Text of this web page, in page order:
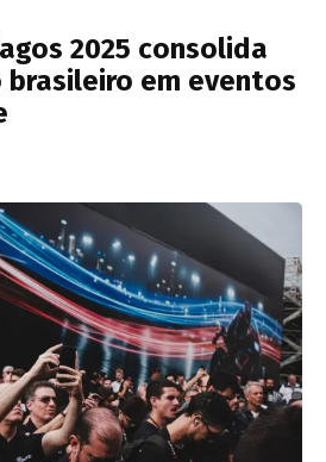
2025 consolida
em eventos